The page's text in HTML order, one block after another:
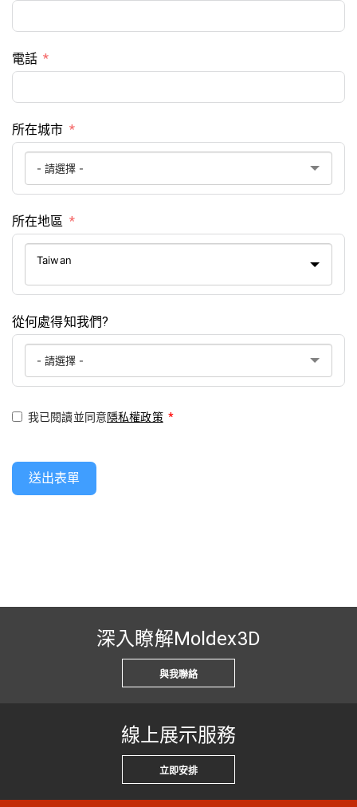
電話
所在城市
所在地區
Taiwan
從何處得知我們?
我已閱讀並同意隱私權政策 *
送出表單
深入瞭解Moldex3D
與我聯絡
線上展示服務
立即安排